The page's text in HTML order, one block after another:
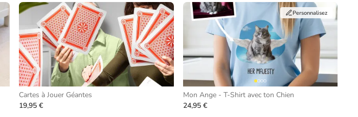
Cartes à Jouer Géantes
19,95 €
Personnalisez
Mon Ange - T-Shirt avec ton Chien
24,95 €